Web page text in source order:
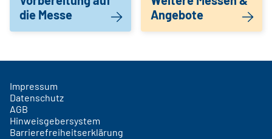
die Messe
Angebote
Impressum
Datenschutz
AGB
Hinweisgebersystem
Barrierefreiheitserklärung